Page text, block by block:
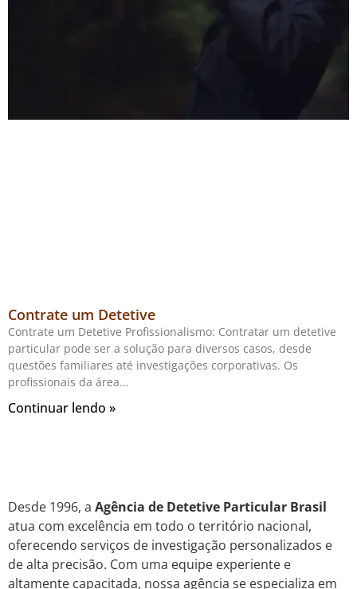
Contrate um Detetive
Contrate um Detetive Profissionalismo: Contratar um detetive
particular pode ser a solução para diversos casos, desde
questões familiares até investigações corporativas. Os
profissionais da área
Continuar lendo »
Desde 1996, a Agência de Detetive Particular Brasil
atua com excelência em todo o território nacional,
oferecendo serviços de investigação personalizados e
de alta precisão. Com uma equipe experiente e
altamente capacitada, nossa agência se especializa em